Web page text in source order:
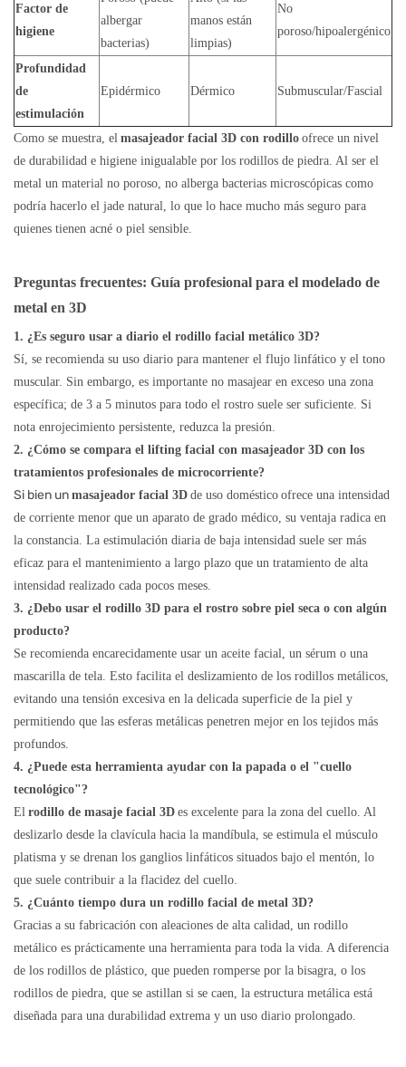
Factor de
higiene
albergar
bacterias)
manos están
limpias)
No
poroso/hipoalergénico
Profundidad
de
estimulación
Epidérmico Dérmico Submuscular/Fascial
Como se muestra, el masajeador facial 3D con rodillo ofrece un nivel
de durabilidad e higiene inigualable por los rodillos de piedra. Al ser el
metal un material no poroso, no alberga bacterias microscópicas como
podría hacerlo el jade natural, lo que lo hace mucho más seguro para
quienes tienen acné o piel sensible.
Preguntas frecuentes: Guía profesional para el modelado de
metal en 3D
1. ¿Es seguro usar a diario el rodillo facial metálico 3D?
Sí, se recomienda su uso diario para mantener el flujo linfático y el tono
muscular. Sin embargo, es importante no masajear en exceso una zona
específica; de 3 a 5 minutos para todo el rostro suele ser suficiente. Si
nota enrojecimiento persistente, reduzca la presión.
2. ¿Cómo se compara el lifting facial con masajeador 3D con los
tratamientos profesionales de microcorriente?
Si bien un masajeador facial 3D de uso doméstico ofrece una intensidad
de corriente menor que un aparato de grado médico, su ventaja radica en
la constancia. La estimulación diaria de baja intensidad suele ser más
eficaz para el mantenimiento a largo plazo que un tratamiento de alta
intensidad realizado cada pocos meses.
3. ¿Debo usar el rodillo 3D para el rostro sobre piel seca o con algún
producto?
Se recomienda encarecidamente usar un aceite facial, un sérum o una
mascarilla de tela. Esto facilita el deslizamiento de los rodillos metálicos,
evitando una tensión excesiva en la delicada superficie de la piel y
permitiendo que las esferas metálicas penetren mejor en los tejidos más
profundos.
4. ¿Puede esta herramienta ayudar con la papada o el "cuello
tecnológico"?
El rodillo de masaje facial 3D es excelente para la zona del cuello. Al
deslizarlo desde la clavícula hacia la mandíbula, se estimula el músculo
platisma y se drenan los ganglios linfáticos situados bajo el mentón, lo
que suele contribuir a la flacidez del cuello.
5. ¿Cuánto tiempo dura un rodillo facial de metal 3D?
Gracias a su fabricación con aleaciones de alta calidad, un rodillo
metálico es prácticamente una herramienta para toda la vida. A diferencia
de los rodillos de plástico, que pueden romperse por la bisagra, o los
rodillos de piedra, que se astillan si se caen, la estructura metálica está
diseñada para una durabilidad extrema y un uso diario prolongado.